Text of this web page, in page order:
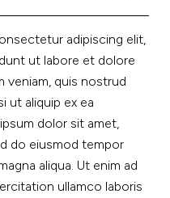
adipiscing elit,
ut labore et dolore
veniam, quis nostrud
ut aliquip ex ea
dolor sit amet,
do eiusmod tempor
aliqua. Ut enim ad
ullamco laboris